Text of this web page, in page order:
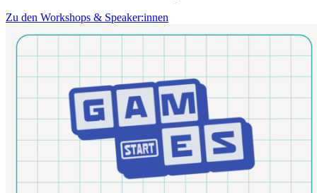
Zu den Workshops & Speaker:innen